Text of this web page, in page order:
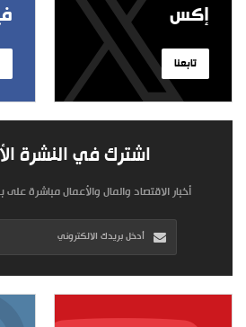
إكس
تابعنا
اشترك في النشرة
أخبار الاقتصاد والمال والأعمال مباشرة